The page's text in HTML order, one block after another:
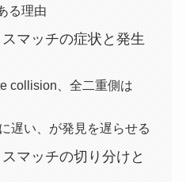
る理由
マッチの症状と発生
collision、全二重側は
遅い、が発見を遅らせる
マッチの切り分けと